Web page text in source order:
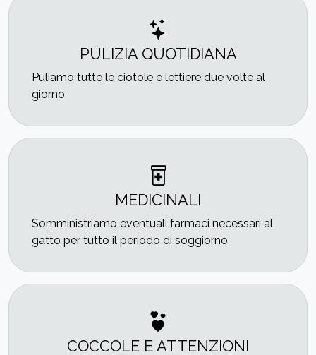
PULIZIA QUOTIDIANA
Puliamo tutte le ciotole e lettiere due volte al
giorno
MEDICINALI
Somministriamo eventuali farmaci necessari al
gatto per tutto il periodo di soggiorno
COCCOLE E ATTENZIONI